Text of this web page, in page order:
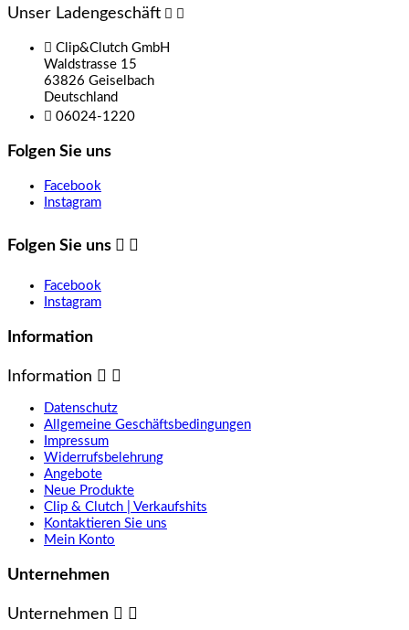
Unser Ladengeschäft  
 Clip&Clutch GmbH
Waldstrasse 15
63826 Geiselbach
Deutschland
 06024-1220
Folgen Sie uns
Facebook
Instagram
Folgen Sie uns  
Facebook
Instagram
Information
Information  
Datenschutz
Allgemeine Geschäftsbedingungen
Impressum
Widerrufsbelehrung
Angebote
Neue Produkte
Clip & Clutch | Verkaufshits
Kontaktieren Sie uns
Mein Konto
Unternehmen
Unternehmen  